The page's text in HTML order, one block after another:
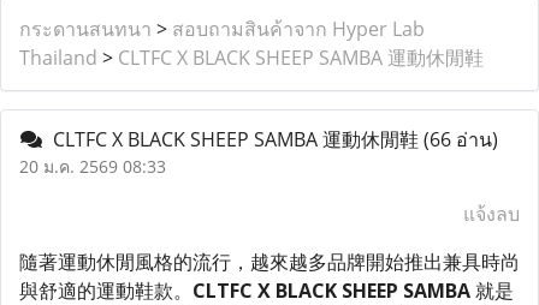
กระดานสนทนา > สอบถามสินค้าจาก Hyper Lab
Thailand > CLTFC X BLACK SHEEP SAMBA 運動休閒鞋
CLTFC X BLACK SHEEP SAMBA 運動休閒鞋(66 อ่าน)
20 ม.ค. 2569 08:33
แจ้งลบ
隨著運動休閒風格的流行，越來越多品牌開始推出兼具時尚
與舒適的運動鞋款。 CLTFC X BLACK SHEEP SAMBA就是